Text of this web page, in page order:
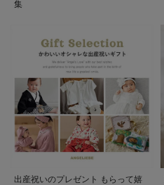
集
出産祝いのプレゼント もらって嬉